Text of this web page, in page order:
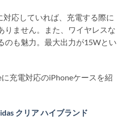
対応していれば、充電する際に
りません。また、ワイヤレスな
のも魅力。最大出力が15Wとい
充電対応のiPhoneケースを紹
クリア ハイブランド